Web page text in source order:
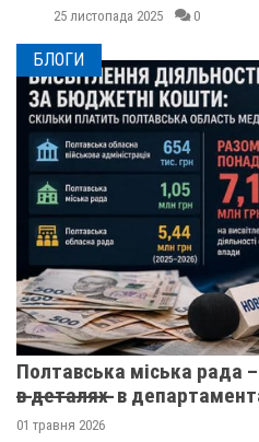
25 листопада 2025 0
БЛОГИ
Полтавська міська рада
в̶ ̶д̶е̶т̶а̶л̶я̶х̶ ̶ в
01 травня 2026